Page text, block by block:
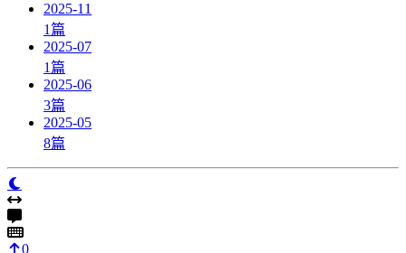
2025-11
1篇
2025-07
1篇
2025-06
3篇
2025-05
8篇
0